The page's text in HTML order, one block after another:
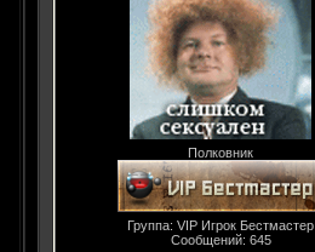
Полковник
Группа: VIP Игрок Бестмастер
Сообщений: 645